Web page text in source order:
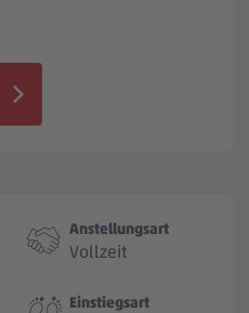
Anstellungsart
Vollzeit
Einstiegsart